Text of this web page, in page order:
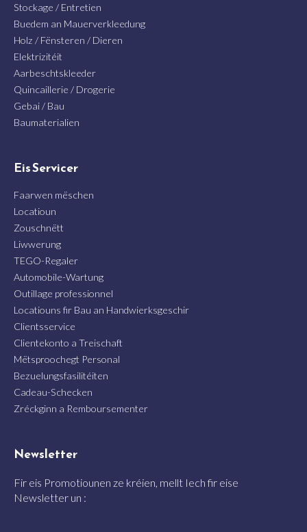
Stockage / Entretien
Buedem an Mauerverkleedung
Holz / Fënsteren / Dieren
Elektrizitéit
Aarbeschtskleeder
Quincaillerie / Drogerie
Gebai / Bau
Baumaterialien
Eis Servicer
Faarwen mëschen
Locatioun
Zouschnëtt
Liwwerung
TEGO-Regaler
Automobile-Wartung
Outillage professionnel
Locatiouns fir Bau an Handwierksgeschir
Clientsservice
Clientekonto a Treischaft
Mëtsproochegt Personal
Bezuelungsfasilitéiten
Cadeau-Schecken
Zréckginn a Remboursementer
Newsletter
Fir eis Promotiounen ze kréien, mellt Iech fir eise
Newsletter un :